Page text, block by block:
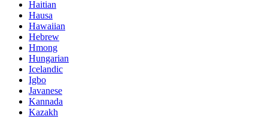
Haitian
Hausa
Hawaiian
Hebrew
Hmong
Hungarian
Icelandic
Igbo
Javanese
Kannada
Kazakh